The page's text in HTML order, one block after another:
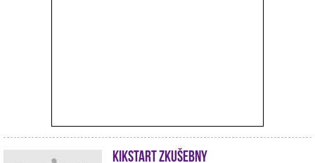
Kikstart zkušebny